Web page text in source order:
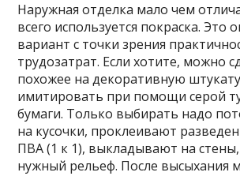
Наружная отделка мало чем
всего используется покраска. Это
вариант с точки зрения
трудозатрат. Если хотите, можно
похожее на декоративную
имитировать при помощи серой
бумаги. Только выбирать надо
на кусочки, проклеивают
ПВА (1 к 1), выкладывают на
нужный рельеф. После высыхания